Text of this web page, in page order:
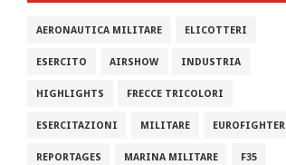
AERONAUTICA MILITARE ELICOTTERI
ESERCITO AIRSHOW INDUSTRIA
HIGHLIGHTS FRECCE TRICOLORI
ESERCITAZIONI MILITARE EUROFIGHTER
REPORTAGES MARINA MILITARE F35